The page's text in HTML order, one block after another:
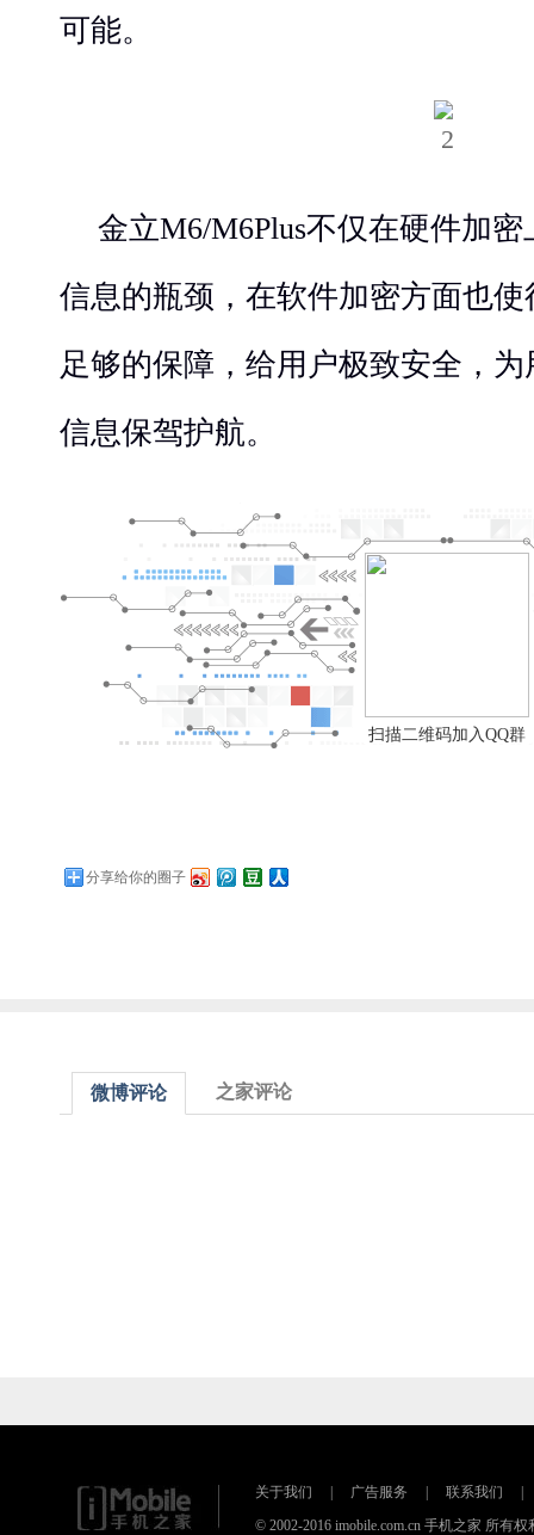
可能。
金立M6/M6Plus不仅在硬件加
信息的瓶颈，在软件加密方面也
足够的保障，给用户极致安全，
信息保驾护航。
扫描二维码加入QQ群
分享给你的圈子
微博评论 之家评论
关于我们 广告服务 联系我们
© 2002-2016 imobile.com.cn 手机之家 所有权